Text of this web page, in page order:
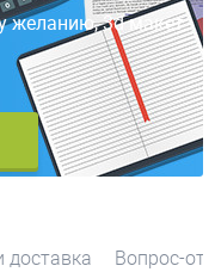
желанию, 3d макет
доставка Вопрос-